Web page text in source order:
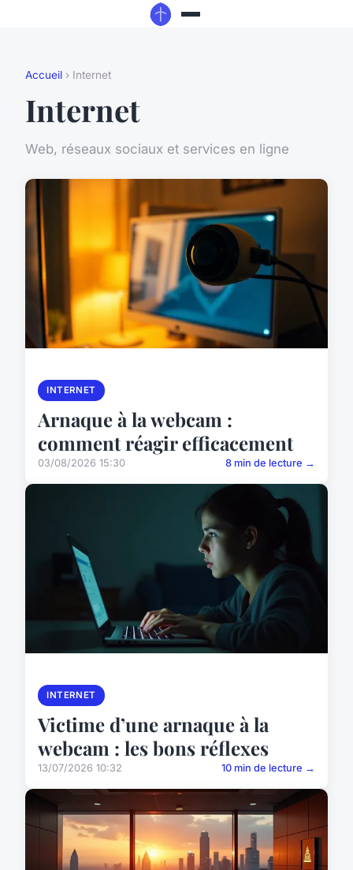
Accueil › Internet
Internet
Web, réseaux sociaux et services en ligne
INTERNET
Arnaque à la webcam :
comment réagir efficacement
03/08/2026 15:30 8 min de lecture →
INTERNET
Victime d’une arnaque à la
webcam : les bons réflexes
13/07/2026 10:32 10 min de lecture →